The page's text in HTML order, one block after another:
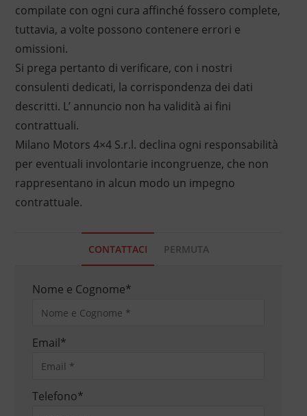
compilate con ogni cura affinché fossero complete,
tuttavia, a volte possono contenere errori e
omissioni.
Si prega pertanto di verificare, con i nostri
consulenti dedicati, la corrispondenza dei dati
descritti. L’ annuncio non ha validità ai fini
contrattuali.
Milano Motors 4×4 S.r.l. declina ogni responsabilità
per eventuali involontarie incongruenze, che non
rappresentano in alcun modo un impegno
contrattuale.
CONTATTACI PERMUTA
Nome e Cognome*
Email*
Telefono*